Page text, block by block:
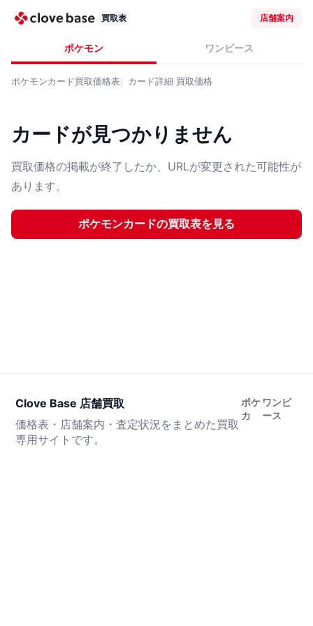
買取表 店舗案内
ポケモン ワンピース
ポケモンカード買取価格表 カード詳細 買取価格
カードが見つかりません
買取価格の掲載が終了したか、URLが変更された可能性が
あります。
ポケモンカードの買取表を見る
Clove Base 店舗買取
価格表・店舗案内・査定状況をまとめた買取
専用サイトです。
ポケ
カ
ワンピ
ース